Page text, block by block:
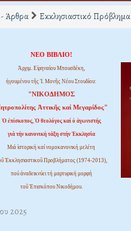
Άρθρα Εκκλησιαστικό Πρόβλημα
ΝΕΟ ΒΙΒΛΙΟ!
Ἀρχιμ. Εἰρηναίου Μπουσδέκη,
ἡγουμένου τῆς Ἱ. Μονῆς Νέου Στουδίου:
"ΝΙΚΟΔΗΜΟΣ
Ἀττικῆς καί Μεγαρίδος"
Ὁ ἐπίσκοπος, Ὁ θεολόγος καί ὁ ἀγωνιστής
γιά τήν κανονική τάξη στήν Ἐκκλησία
Μιά ἱστορική καί νομοκανονική μελέτη
Ἐκκλησιαστικοῦ Προβλήματος (1974-2013),
πού ἀναδεικνύει τή μαρτυρική μορφή
τοῦ Ἐπισκόπου Νικοδήμου.
2025